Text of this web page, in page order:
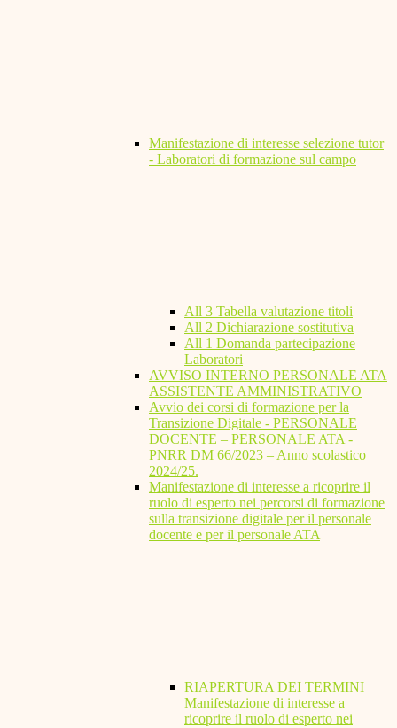
Manifestazione di interesse selezione tutor
- Laboratori di formazione sul campo
All 3 Tabella valutazione titoli
All 2 Dichiarazione sostitutiva
All 1 Domanda partecipazione
Laboratori
AVVISO INTERNO PERSONALE ATA
ASSISTENTE AMMINISTRATIVO
Avvio dei corsi di formazione per la
Transizione Digitale - PERSONALE
DOCENTE – PERSONALE ATA -
PNRR DM 66/2023 – Anno scolastico
2024/25.
Manifestazione di interesse a ricoprire il
ruolo di esperto nei percorsi di formazione
sulla transizione digitale per il personale
docente e per il personale ATA
RIAPERTURA DEI TERMINI
Manifestazione di interesse a
ricoprire il ruolo di esperto nei